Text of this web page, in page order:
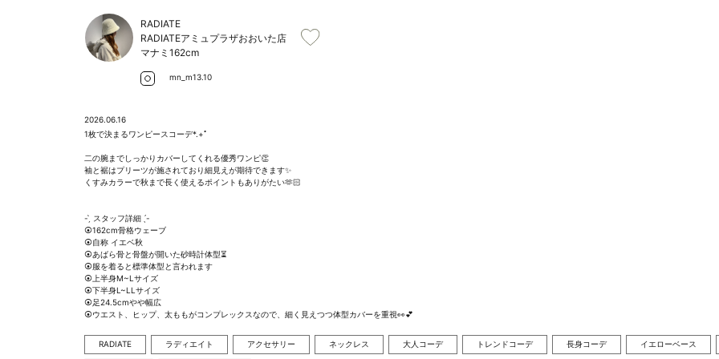
RADIATE
RADIATEアミュプラザおおいた店
マナミ 162cm
mn_m13.10
2026.06.16
1枚で決まるワンピースコーデ*.+ﾟ
二の腕までしっかりカバーしてくれる優秀ワンピ👏
袖と裾はプリーツが施されており細見えが期待できます✨
くすみカラーで秋まで長く使えるポイントもありがたい🫶🏻
- ̗̀ スタッフ詳細  ̖́-
⦿162cm骨格ウェーブ
⦿自称 イエベ秋
⦿あばら骨と骨盤が開いた砂時計体型⏳
⦿服を着ると標準体型と言われます
⦿上半身M~Lサイズ
⦿下半身L~LLサイズ
⦿足24.5cmやや幅広
⦿ウエスト、ヒップ、太ももがコンプレックスなので、細く見えつつ体型カバーを重視👀︎💕︎︎
RADIATE ラディエイト アクセサリー ネックレス 大人コーデ トレンドコーデ 長身コーデ イエローベース